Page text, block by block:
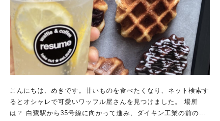
レンジしてGETしてみてください。 【おまけ】 謎解き移動の
際には、ラッピング電車に乗れたらラッキー！ 実は、難波行き
１両目の内装には、泉北の新名産品となりつつある 『泉北レモ
ン』 をモチーフにしたレモンのイラストがあります。 ​各扉に
は、せんぼくんとブラックせんぼくん が沿線で遊んでいる様子
が、朝・昼・夕・夜の時間軸で表されているんです。 ぜひこれ
を機に1両目に乗って内装を楽しんだり、「和泉中央」方面側の
「鉄道むすめ」の外装をじっくり見てみるのもオススメです☆
まだ6/30（日）までやっています。 本記事を読んで気になった
方は、ぜひ時間旅行へ……いってらっしゃ〜〜〜い！！ ★こ
かったようです。 予想では子どもはカヌレを一口で頬張るかな
と思っていたのですが、少しずつかじって味わっていました。
「いちごおいし♡」と満足そうでした。 私はショコラを食べた
のですが、ショコラのザクザク感があり、カヌレ自体もサクサク
とした食感で美味しかったです。 カヌレを使ったスイーツも こ
ちらのお店ではカヌレを使ったソフトクリームも販売されていま
した。これから暑くなる季節にピッタリのスイーツですね！ さ
もオシャレ。喜ばれること間違いなし。 カヌレは8個、12個、1
6個の購入時に箱に入れてもらえるので、プレゼントとしても重
宝しそうですね。 毎月期間限定メニューがあるカヌレ屋にぜひ
こんにちは、めきです。甘いものを食べたくなり、ネット検索す
るとオシャレで可愛いワッフル屋さんを見つけました。 場所
は？ 白鷺駅から35号線に向かって進み、ダイキン工業の前の信